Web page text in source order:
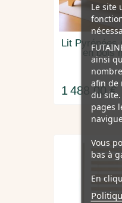
Lit Pyrénées
en bois
1 488,00 €
Le site
ainsi
afin de
du
pages
Vous
bas à
En